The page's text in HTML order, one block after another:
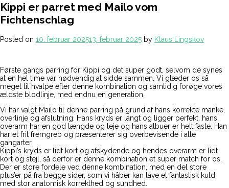
Kippi er parret med Mailo vom
Fichtenschlag
Posted on 10. februar 202513. februar 2025 by Klaus Lingskov
Første gangs parring for Kippi og det super godt, selvom de synes
at en hel time var nødvendig at sidde sammen. Vi glæder os så
meget til hvalpe efter denne kombination og samtidig forøge vores
ældste blodlinje, med endnu en generation.
Vi har valgt Mailo til denne parring på grund af hans korrekte manke,
overlinje og afslutning. Hans kryds er langt og ligger perfekt, hans
overarm har en god længde og leje og hans albuer er helt faste. Han
har et frit fremgreb og præsenterer sig overbevisende i alle
gangarter.
Kippi’s kryds er lidt kort og afskydende og hendes overarm er lidt
kort og stejl, så derfor er denne kombination et super match for os.
Der er store fordele ved denne kombination, med en del store
plus’er på fra begge sider, som vi håber kan lave et fantastisk kuld
med stor anatomisk korrekthed og sundhed.